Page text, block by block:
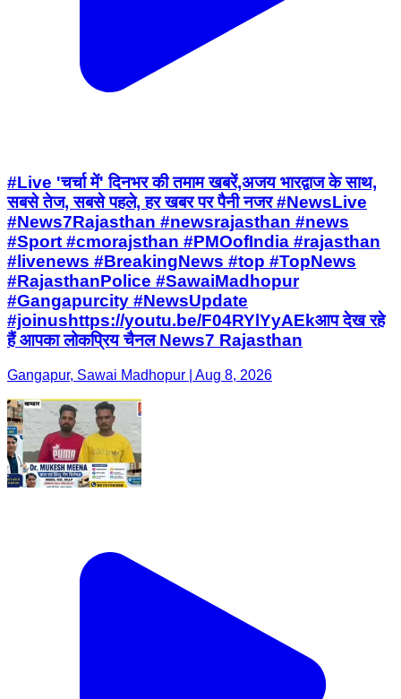
#Live 'चर्चा में' दिनभर की तमाम खबरें,अजय भारद्वाज के साथ,
सबसे तेज, सबसे पहले, हर खबर पर पैनी नजर #NewsLive
#News7Rajasthan #newsrajasthan #news
#Sport #cmorajsthan #PMOofIndia #rajasthan
#livenews #BreakingNews #top #TopNews
#RajasthanPolice #SawaiMadhopur
#Gangapurcity #NewsUpdate
#joinushttps://youtu.be/F04RYlYyAEkआप देख रहे
हैं आपका लोकप्रिय चैनल News7 Rajasthan
Gangapur, Sawai Madhopur | Aug 8, 2026